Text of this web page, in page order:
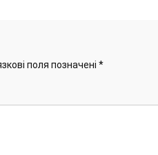
поля позначені *